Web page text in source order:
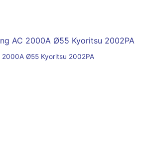
2000A Ø55 Kyoritsu 2002PA